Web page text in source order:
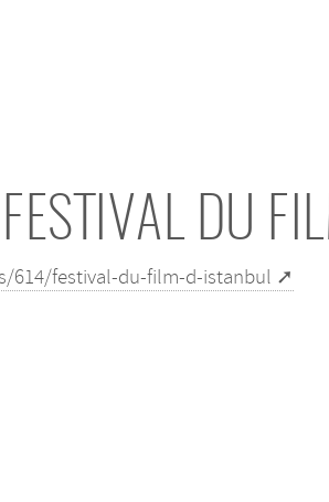
FESTIVAL DU
614/festival-du-film-d-istanbul